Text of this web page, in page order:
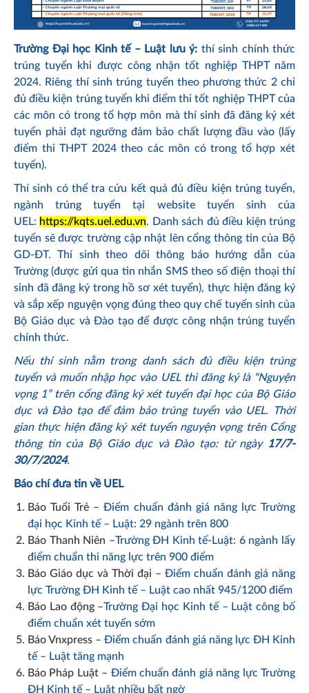
Trường Đại học Kinh tế – Luật lưu ý: thí sinh chính thức
trúng tuyển khi được công nhận tốt nghiệp THPT năm
2024. Riêng thí sinh trúng tuyển theo phương thức 2 chỉ
đủ điều kiện trúng tuyển khi điểm thi tốt nghiệp THPT của
các môn có trong tổ hợp môn mà thí sinh đã đăng ký xét
tuyển phải đạt ngưỡng đảm bảo chất lượng đầu vào (lấy
điểm thi THPT 2024 theo các môn có trong tổ hợp xét
tuyển).
Thí sinh có thể tra cứu kết quả đủ điều kiện trúng tuyển,
ngành trúng tuyển tại website tuyển sinh của
UEL: https://kqts.uel.edu.vn. Danh sách đủ điều kiện trúng
tuyển sẽ được trường cập nhật lên cổng thông tin của Bộ
GD-ĐT. Thí sinh theo dõi thông báo hướng dẫn của
Trường (được gửi qua tin nhắn SMS theo số điện thoại thí
sinh đã đăng ký trong hồ sơ xét tuyển), thực hiện đăng ký
và sắp xếp nguyện vọng đúng theo quy chế tuyển sinh của
Bộ Giáo dục và Đào tạo để được công nhận trúng tuyển
chính thức.
Nếu thí sinh nằm trong danh sách đủ điều kiện trúng
tuyển và muốn nhập học vào UEL thì đăng ký là “Nguyện
vọng 1” trên cổng đăng ký xét tuyển đại học của Bộ Giáo
dục và Đào tạo để đảm bảo trúng tuyển vào UEL. Thời
gian thực hiện đăng ký xét tuyển nguyện vọng trên Cổng
thông tin của Bộ Giáo dục và Đào tạo: từ ngày 17/7-
30/7/2024.
Báo chí đưa tin về UEL
Báo Tuổi Trẻ –Điểm chuẩn đánh giá năng lực Trường
đại học Kinh tế – Luật: 29 ngành trên 800
Báo Thanh Niên –Trường ĐH Kinh tế-Luật: 6 ngành lấy
điểm chuẩn thi năng lực trên 900 điểm
Báo Giáo dục và Thời đại – Điểm chuẩn đánh giá năng
lực Trường ĐH Kinh tế – Luật cao nhất 945/1200 điểm
Báo Lao động –Trường Đại học Kinh tế – Luật công bố
điểm chuẩn xét tuyển sớm
Báo Vnxpress –Điểm chuẩn đánh giá năng lực ĐH Kinh
tế – Luật tăng mạnh
Báo Pháp Luật – Điểm chuẩn đánh giá năng lực Trường
ĐH Kinh tế – Luật nhiều bất ngờ